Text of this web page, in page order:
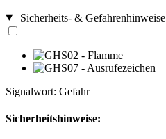
Sicherheits- & Gefahrenhinweise
Signalwort: Gefahr
Sicherheitshinweise: